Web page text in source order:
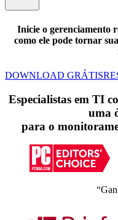
Inicie o gerenciamento
como ele pode tornar
DOWNLOAD GRÁTIS
Especialistas em TI
uma
para o